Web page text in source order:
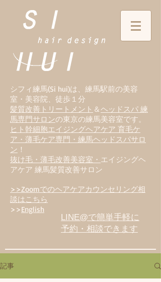
シフィ練馬(Si hui)は、 練馬駅前の美容
室・美容院、徒歩１分
髪質改善トリートメント ＆ヘッドスパ 練
馬専門サロンの東京の練馬美容室です。
ヒト幹細胞エイジングヘアケア 育毛ケ
ア・薄毛ケア専門・練馬ヘッドスパサロ
ン ！
抜け毛・薄毛改善美容室・ エイジングヘ
アケア 練馬髪質改善サロン
>>Zoomでのヘアケアカウンセリング相
談はこちら
>>English
LINE@で簡単手軽に
予約・相談できます
記事